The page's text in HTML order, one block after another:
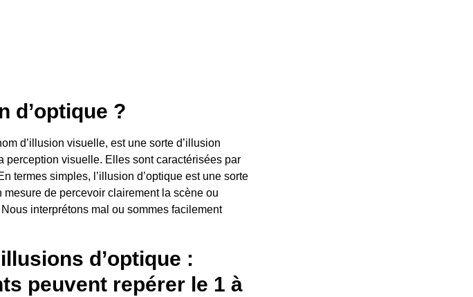
d’optique ?
d’illusion visuelle, est une sorte d’illusion
visuelle. Elles sont caractérisées par
termes simples, l’illusion d’optique est une sorte
de percevoir clairement la scène ou
interprétons mal ou sommes facilement
d’optique :
peuvent repérer le 1 à